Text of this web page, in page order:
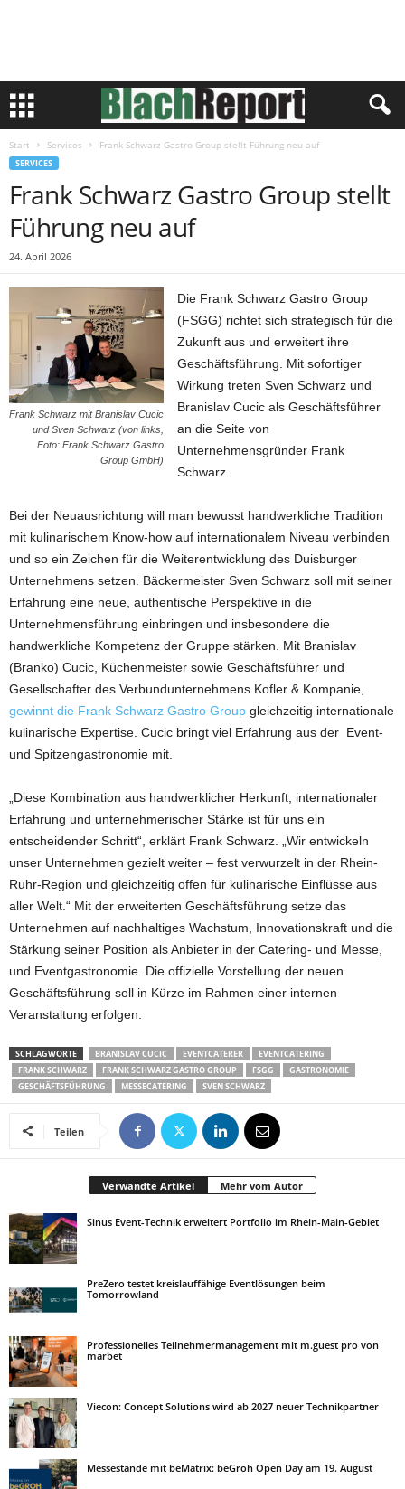
Start Services Frank Schwarz Gastro Group stellt Führung neu auf
SERVICES
Frank Schwarz Gastro Group stellt
Führung neu auf
24. April 2026
Frank Schwarz mit Branislav Cucic
und Sven Schwarz (von links,
Foto: Frank Schwarz Gastro
Group GmbH)
Die Frank Schwarz Gastro Group
(FSGG) richtet sich strategisch für die
Zukunft aus und erweitert ihre
Geschäftsführung. Mit sofortiger
Wirkung treten Sven Schwarz und
Branislav Cucic als Geschäftsführer
an die Seite von
Unternehmensgründer Frank
Schwarz.
Bei der Neuausrichtung will man bewusst handwerkliche Tradition
mit kulinarischem Know-how auf internationalem Niveau verbinden
und so ein Zeichen für die Weiterentwicklung des Duisburger
Unternehmens setzen. Bäckermeister Sven Schwarz soll mit seiner
Erfahrung eine neue, authentische Perspektive in die
Unternehmensführung einbringen und insbesondere die
handwerkliche Kompetenz der Gruppe stärken. Mit Branislav
(Branko) Cucic, Küchenmeister sowie Geschäftsführer und
Gesellschafter des Verbundunternehmens Kofler & Kompanie,
gewinnt die Frank Schwarz Gastro Group gleichzeitig internationale
kulinarische Expertise. Cucic bringt viel Erfahrung aus der Event-
und Spitzengastronomie mit.
„Diese Kombination aus handwerklicher Herkunft, internationaler
Erfahrung und unternehmerischer Stärke ist für uns ein
entscheidender Schritt“, erklärt Frank Schwarz. „Wir entwickeln
unser Unternehmen gezielt weiter – fest verwurzelt in der Rhein-
Ruhr-Region und gleichzeitig offen für kulinarische Einflüsse aus
aller Welt.“ Mit der erweiterten Geschäftsführung setze das
Unternehmen auf nachhaltiges Wachstum, Innovationskraft und die
Stärkung seiner Position als Anbieter in der Catering- und Messe,
und Eventgastronomie. Die offizielle Vorstellung der neuen
Geschäftsführung soll in Kürze im Rahmen einer internen
Veranstaltung erfolgen.
SCHLAGWORTE BRANISLAV CUCIC EVENTCATERER
EVENTCATERING
FRANK SCHWARZ
FRANK SCHWARZ GASTRO GROUP FSGG
GASTRONOMIE
GESCHÄFTSFÜHRUNG
MESSECATERING SVEN SCHWARZ
Teilen
Verwandte Artikel Mehr vom Autor
Sinus Event-Technik erweitert Portfolio im Rhein-Main-Gebiet
PreZero testet kreislauffähige Eventlösungen beim
Tomorrowland
Professionelles Teilnehmermanagement mit m.guest pro von
marbet
Viecon: Concept Solutions wird ab 2027 neuer Technikpartner
Messestände mit beMatrix: beGroh Open Day am 19. August